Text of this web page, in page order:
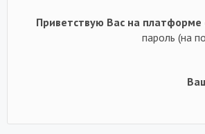
Приветствую Вас на
пароль (на